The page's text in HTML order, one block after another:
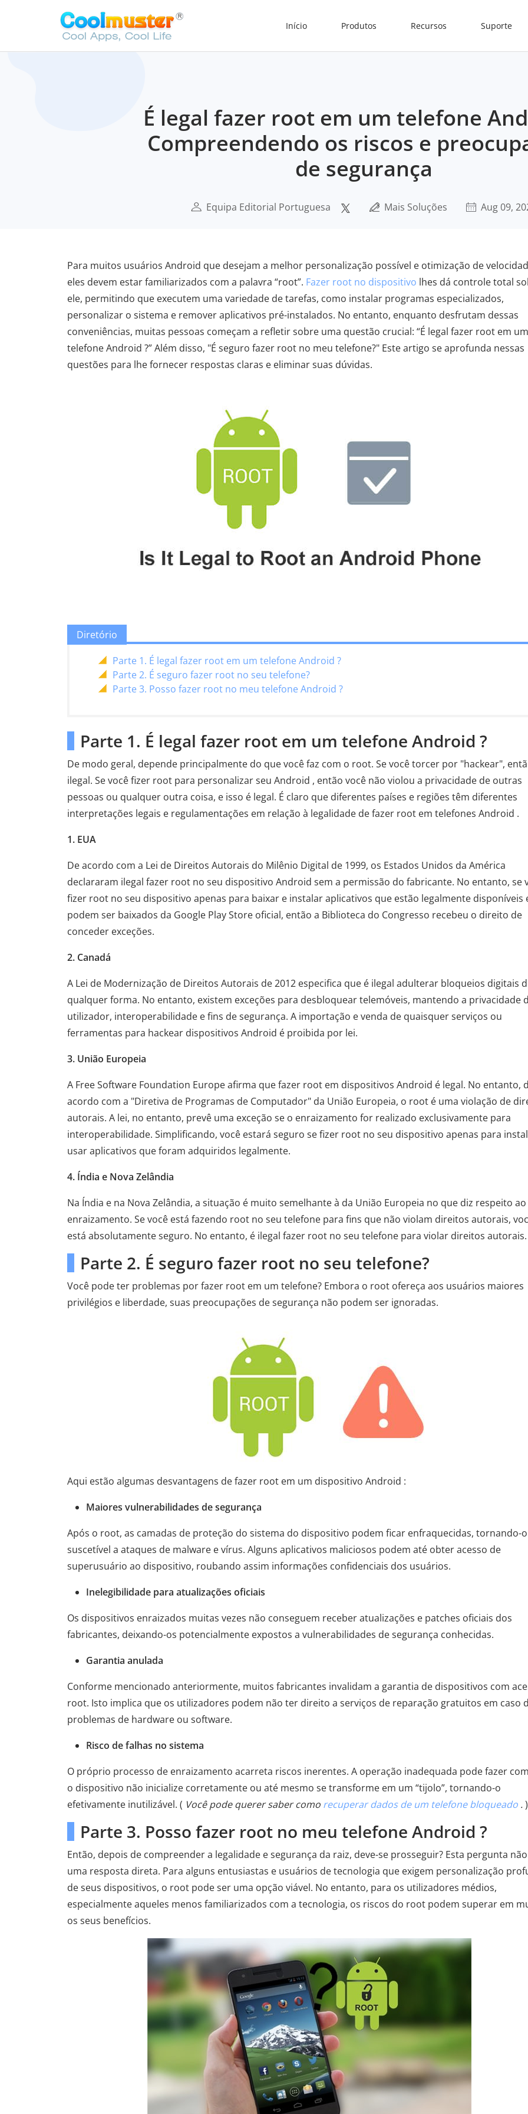
Início Produtos Recursos Suporte
É legal fazer root em um telefone
Compreendendo os riscos e
de segurança
Equipa Editorial Portuguesa Mais Soluções Aug 09,
Para muitos usuários Android que desejam a melhor personalização possível e otimização de
eles devem estar familiarizados com a palavra “root”. Fazer root no dispositivo lhes dá controle total
ele, permitindo que executem uma variedade de tarefas, como instalar programas especializados,
personalizar o sistema e remover aplicativos pré-instalados. No entanto, enquanto desfrutam dessas
conveniências, muitas pessoas começam a refletir sobre uma questão crucial: “É legal fazer root em um
telefone Android ?” Além disso, "É seguro fazer root no meu telefone?" Este artigo se aprofunda nessas
questões para lhe fornecer respostas claras e eliminar suas dúvidas.
Diretório
Parte 1. É legal fazer root em um telefone Android ?
Parte 2. É seguro fazer root no seu telefone?
Parte 3. Posso fazer root no meu telefone Android ?
Parte 1. É legal fazer root em um telefone Android ?
De modo geral, depende principalmente do que você faz com o root. Se você torcer por "hackear",
ilegal. Se você fizer root para personalizar seu Android , então você não violou a privacidade de outras
pessoas ou qualquer outra coisa, e isso é legal. É claro que diferentes países e regiões têm diferentes
interpretações legais e regulamentações em relação à legalidade de fazer root em telefones Android .
1. EUA
De acordo com a Lei de Direitos Autorais do Milênio Digital de 1999, os Estados Unidos da América
declararam ilegal fazer root no seu dispositivo Android sem a permissão do fabricante. No entanto, se
fizer root no seu dispositivo apenas para baixar e instalar aplicativos que estão legalmente disponíveis
podem ser baixados da Google Play Store oficial, então a Biblioteca do Congresso recebeu o direito de
conceder exceções.
2. Canadá
A Lei de Modernização de Direitos Autorais de 2012 especifica que é ilegal adulterar bloqueios digitais
qualquer forma. No entanto, existem exceções para desbloquear telemóveis, mantendo a privacidade
utilizador, interoperabilidade e fins de segurança. A importação e venda de quaisquer serviços ou
ferramentas para hackear dispositivos Android é proibida por lei.
3. União Europeia
A Free Software Foundation Europe afirma que fazer root em dispositivos Android é legal. No entanto,
acordo com a "Diretiva de Programas de Computador" da União Europeia, o root é uma violação de
autorais. A lei, no entanto, prevê uma exceção se o enraizamento for realizado exclusivamente para
interoperabilidade. Simplificando, você estará seguro se fizer root no seu dispositivo apenas para
usar aplicativos que foram adquiridos legalmente.
4. Índia e Nova Zelândia
Na Índia e na Nova Zelândia, a situação é muito semelhante à da União Europeia no que diz respeito ao
enraizamento. Se você está fazendo root no seu telefone para fins que não violam direitos autorais,
está absolutamente seguro. No entanto, é ilegal fazer root no seu telefone para violar direitos autorais.
Parte 2. É seguro fazer root no seu telefone?
Você pode ter problemas por fazer root em um telefone? Embora o root ofereça aos usuários maiores
privilégios e liberdade, suas preocupações de segurança não podem ser ignoradas.
Aqui estão algumas desvantagens de fazer root em um dispositivo Android :
Maiores vulnerabilidades de segurança
Após o root, as camadas de proteção do sistema do dispositivo podem ficar enfraquecidas, tornando-
suscetível a ataques de malware e vírus. Alguns aplicativos maliciosos podem até obter acesso de
superusuário ao dispositivo, roubando assim informações confidenciais dos usuários.
Inelegibilidade para atualizações oficiais
Os dispositivos enraizados muitas vezes não conseguem receber atualizações e patches oficiais dos
fabricantes, deixando-os potencialmente expostos a vulnerabilidades de segurança conhecidas.
Garantia anulada
Conforme mencionado anteriormente, muitos fabricantes invalidam a garantia de dispositivos com
root. Isto implica que os utilizadores podem não ter direito a serviços de reparação gratuitos em caso
problemas de hardware ou software.
Risco de falhas no sistema
O próprio processo de enraizamento acarreta riscos inerentes. A operação inadequada pode fazer
o dispositivo não inicialize corretamente ou até mesmo se transforme em um “tijolo”, tornando-o
efetivamente inutilizável. ( Você pode querer saber como recuperar dados de um telefone bloqueado .)
Parte 3. Posso fazer root no meu telefone Android ?
Então, depois de compreender a legalidade e segurança da raiz, deve-se prosseguir? Esta pergunta
uma resposta direta. Para alguns entusiastas e usuários de tecnologia que exigem personalização
de seus dispositivos, o root pode ser uma opção viável. No entanto, para os utilizadores médios,
especialmente aqueles menos familiarizados com a tecnologia, os riscos do root podem superar em
os seus benefícios.